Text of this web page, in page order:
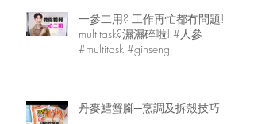
一參二用? 工作再忙都冇問題!
multitask?濕濕碎啦! #人參
#multitask #ginseng
丹麥鱈蟹腳─烹調及拆殼技巧